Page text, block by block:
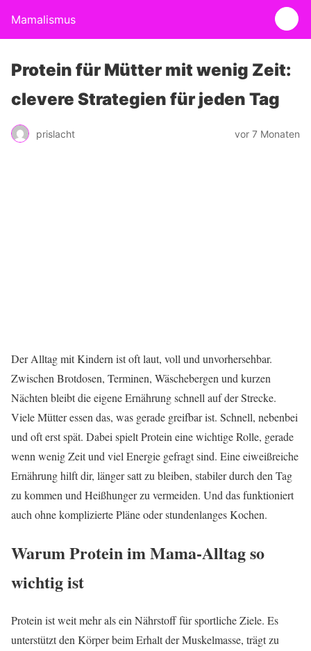
Mamalismus
Protein für Mütter mit wenig Zeit:
clevere Strategien für jeden Tag
prislacht vor 7 Monaten
Der Alltag mit Kindern ist oft laut, voll und unvorhersehbar.
Zwischen Brotdosen, Terminen, Wäschebergen und kurzen
Nächten bleibt die eigene Ernährung schnell auf der Strecke.
Viele Mütter essen das, was gerade greifbar ist. Schnell, nebenbei
und oft erst spät. Dabei spielt Protein eine wichtige Rolle, gerade
wenn wenig Zeit und viel Energie gefragt sind. Eine eiweißreiche
Ernährung hilft dir, länger satt zu bleiben, stabiler durch den Tag
zu kommen und Heißhunger zu vermeiden. Und das funktioniert
auch ohne komplizierte Pläne oder stundenlanges Kochen.
Warum Protein im Mama-Alltag so
wichtig ist
Protein ist weit mehr als ein Nährstoff für sportliche Ziele. Es
unterstützt den Körper beim Erhalt der Muskelmasse, trägt zu